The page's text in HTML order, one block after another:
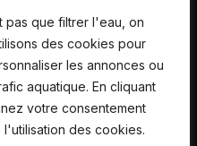
pas que filtrer l'eau, on
des cookies pour
les annonces ou
aquatique. En cliquant
votre consentement
des cookies.
parutions
magazine
newsletter